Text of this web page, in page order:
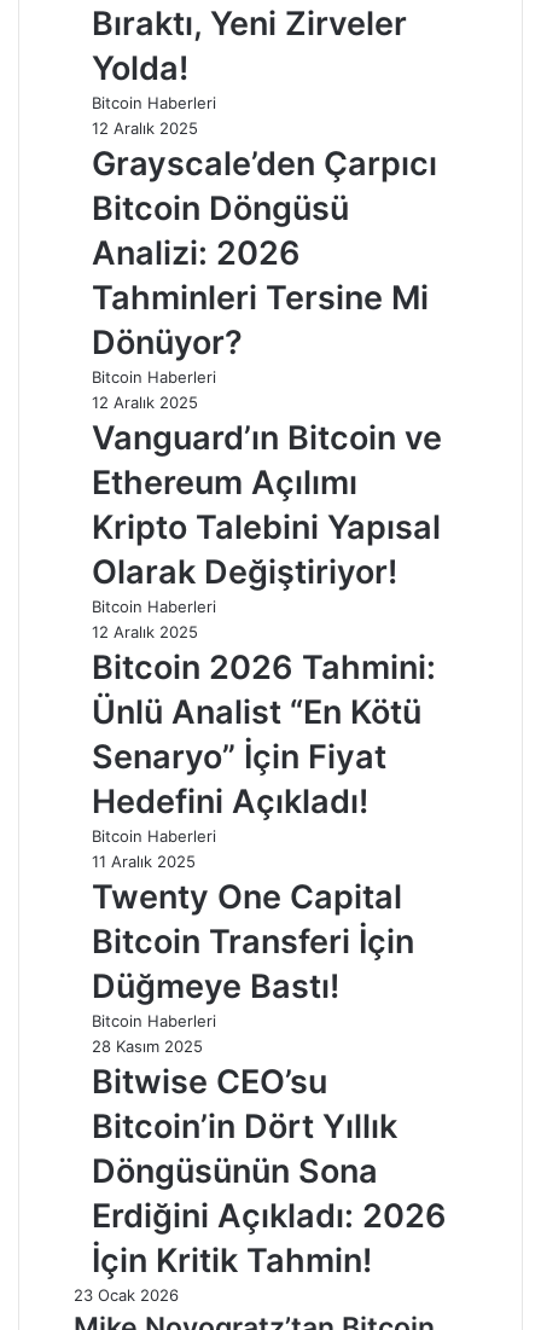
Bıraktı, Yeni Zirveler
Yolda!
Bitcoin Haberleri
12 Aralık 2025
Grayscale’den Çarpıcı
Bitcoin Döngüsü
Analizi: 2026
Tahminleri Tersine Mi
Dönüyor?
Bitcoin Haberleri
12 Aralık 2025
Vanguard’ın Bitcoin ve
Ethereum Açılımı
Kripto Talebini Yapısal
Olarak Değiştiriyor!
Bitcoin Haberleri
12 Aralık 2025
Bitcoin 2026 Tahmini:
Ünlü Analist “En Kötü
Senaryo” İçin Fiyat
Hedefini Açıkladı!
Bitcoin Haberleri
11 Aralık 2025
Twenty One Capital
Bitcoin Transferi İçin
Düğmeye Bastı!
Bitcoin Haberleri
28 Kasım 2025
Bitwise CEO’su
Bitcoin’in Dört Yıllık
Döngüsünün Sona
Erdiğini Açıkladı: 2026
İçin Kritik Tahmin!
23 Ocak 2026